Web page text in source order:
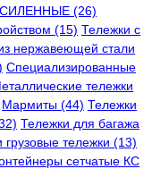
(26)
(15) Тележки с
нержавеющей стали
Специализированные
тележки
Мармиты (44) Тележки
Тележки для багажа
тележки (13)
сетчатые КС